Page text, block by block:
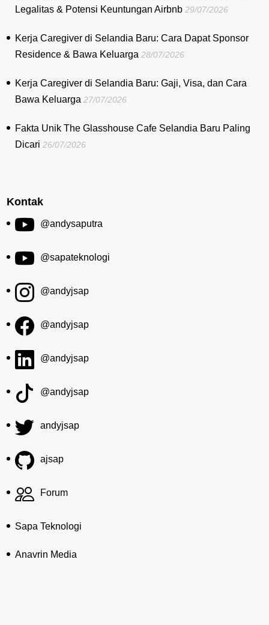
Legalitas & Potensi Keuntungan Airbnb 29/07/2026
Kerja Caregiver di Selandia Baru: Cara Dapat Sponsor
Residence & Bawa Keluarga 28/07/2026
Kerja Caregiver di Selandia Baru: Gaji, Visa, dan Cara
Bawa Keluarga 27/07/2026
Fakta Unik The Glasshouse Cafe Selandia Baru Paling
Dicari 26/07/2026
Kontak
@andysaputra
@sapateknologi
@andyjsap
@andyjsap
@andyjsap
@andyjsap
andyjsap
ajsap
Forum
Sapa Teknologi
Anavrin Media